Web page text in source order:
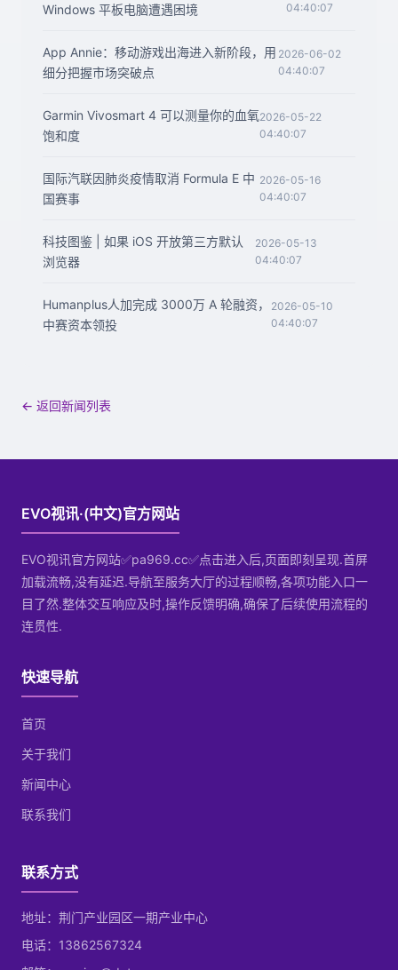
Windows 平板电脑遭遇困境
04:40:07
App Annie：移动游戏出海进入新阶段，用
细分把握市场突破点
2026-06-02
04:40:07
Garmin Vivosmart 4 可以测量你的血氧
饱和度
2026-05-22
04:40:07
国际汽联因肺炎疫情取消 Formula E 中
国赛事
2026-05-16
04:40:07
科技图鉴 | 如果 iOS 开放第三方默认
浏览器
2026-05-13
04:40:07
Humanplus人加完成 3000万 A 轮融资，
中赛资本领投
2026-05-10
04:40:07
← 返回新闻列表
EVO视讯·(中文)官方网站
EVO视讯官方网站✅pa969.cc✅点击进入后,页面即刻呈现.首屏
加载流畅,没有延迟.导航至服务大厅的过程顺畅,各项功能入口一
目了然.整体交互响应及时,操作反馈明确,确保了后续使用流程的
连贯性.
快速导航
首页
关于我们
新闻中心
联系我们
联系方式
地址：荆门产业园区一期产业中心
电话：13862567324